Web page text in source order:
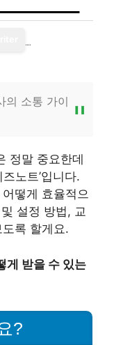
의 소통 가이
정말 중요한데
노트’입니다.
떻게 효율적으
설정 방법, 교
록 할게요.
게 받을 수 있는
?